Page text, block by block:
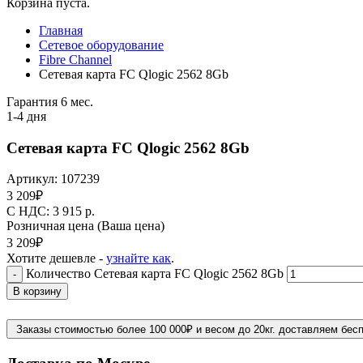
Корзина пуста.
Главная
Сетевое оборудование
Fibre Channel
Сетевая карта FC Qlogic 2562 8Gb
Гарантия 6 мес.
1-4 дня
Сетевая карта FC Qlogic 2562 8Gb
Артикул: 107239
3 209₽
C НДС: 3 915 р.
Розничная цена (Ваша цена)
3 209₽
Хотите дешевле - узнайте как.
- Количество Сетевая карта FC Qlogic 2562 8Gb
В корзину
Заказы стоимостью более 100 000₽ и весом до 20кг. доставляем